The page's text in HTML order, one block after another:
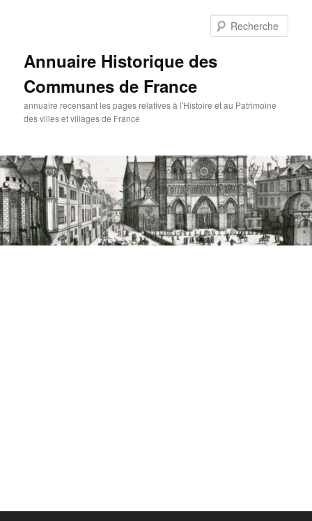
Annuaire Historique des
Communes de France
annuaire recensant les pages relatives à l'Histoire et au Patrimoine
des villes et villages de France